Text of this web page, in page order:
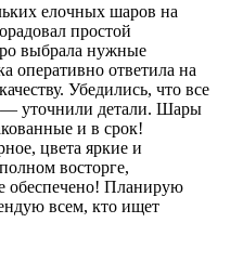
елочных шаров на
простой
выбрала нужные
оперативно ответила на
Убедились, что все
уточнили детали. Шары
и в срок!
цвета яркие и
восторге,
обеспечено! Планирую
всем, кто ищет